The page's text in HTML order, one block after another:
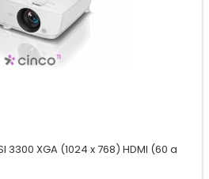
3300 XGA (1024 x 768) HDMI (60 a